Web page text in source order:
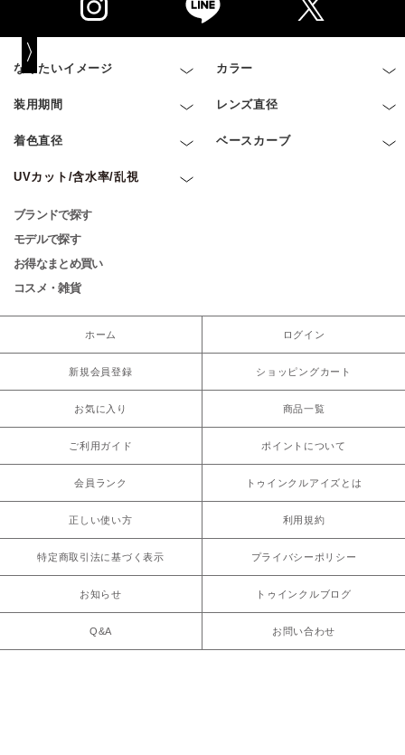
なりたいイメージ カラー
装用期間 レンズ直径
着色直径 ベースカーブ
UVカット/含水率/乱視
ブランドで探す
モデルで探す
お得なまとめ買い
コスメ・雑貨
ホーム ログイン
新規会員登録 ショッピングカート
お気に入り 商品一覧
ご利用ガイド ポイントについて
会員ランク トゥインクルアイズとは
正しい使い方 利用規約
特定商取引法に基づく表示 プライバシーポリシー
お知らせ トゥインクルブログ
Q&A お問い合わせ